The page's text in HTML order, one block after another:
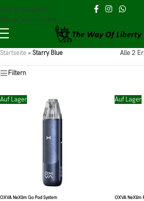
Skip to navigation
Skip to main content
Startseite »Starry Blue Alle 2
Filtern
Auf Lager
OXVA NeXlim Go Pod System
Auf Lager
OXVA NeXlim